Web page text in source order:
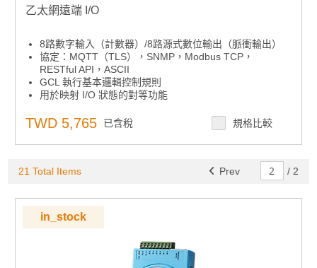
乙太網遠端 I/O
8路數字輸入（計數器）/8路源式數位輸出（脈衝輸出）
協定：MQTT（TLS），SNMP，Modbus TCP，
RESTful API，ASCII
GCL 執行基本邏輯控制規則
用於映射 I/O 狀態的對等功能
內置網路伺服器
用於恢復系統的看門狗定時器
TWD 5,765 已含稅 規格比較
21 Total Items Prev / 2
in_stock